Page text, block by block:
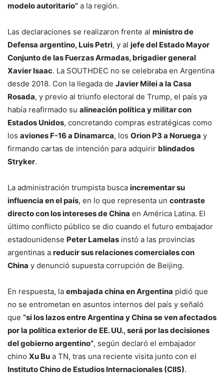
modelo autoritario” a la región.
Las declaraciones se realizaron frente al ministro de
Defensa argentino, Luis Petri, y al jefe del Estado Mayor
Conjunto de las Fuerzas Armadas, brigadier general
Xavier Isaac. La SOUTHDEC no se celebraba en Argentina
desde 2018. Con la llegada de Javier Milei a la Casa
Rosada, y previo al triunfo electoral de Trump, el país ya
había reafirmado su alineación política y militar con
Estados Unidos, concretando compras estratégicas como
los aviones F-16 a Dinamarca, los Orion P3 a Noruega y
firmando cartas de intención para adquirir blindados
Stryker.
La administración trumpista busca incrementar su
influencia en el país, en lo que representa un contraste
directo con los intereses de China en América Latina. El
último conflicto público se dio cuando el futuro embajador
estadounidense Peter Lamelas instó a las provincias
argentinas a reducir sus relaciones comerciales con
China y denunció supuesta corrupción de Beijing.
En respuesta, la embajada china en Argentina pidió que
no se entrometan en asuntos internos del país y señaló
que “si los lazos entre Argentina y China se ven afectados
por la política exterior de EE. UU., será por las decisiones
del gobierno argentino”, según declaró el embajador
chino Xu Bu a TN, tras una reciente visita junto con el
Instituto Chino de Estudios Internacionales (CIIS).